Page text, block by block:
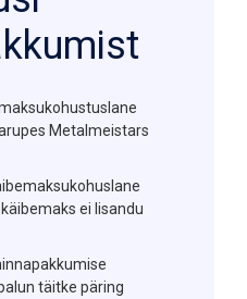
Metalmeistars
ei lisandu
täitke päring